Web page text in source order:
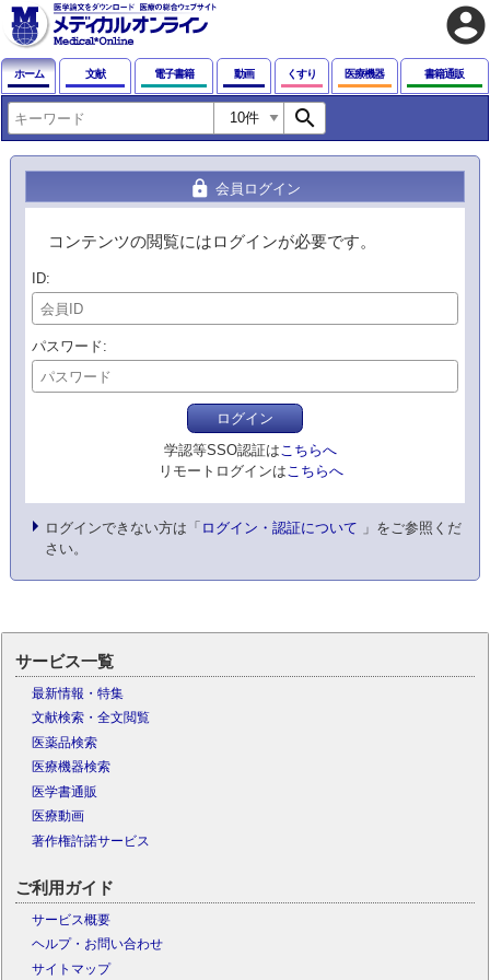
account_circle
ホーム 文献 電子書籍 動画 くすり 医療機器 書籍通販
search
lock 会員ログイン
コンテンツの閲覧にはログインが必要です。
ID
パスワード
ログイン
学認等SSO認証はこちらへ
リモートログインはこちらへ
ログインできない方は「 ログイン・認証について 」をご参照くだ
さい。
サービス一覧
最新情報・特集
文献検索・全文閲覧
医薬品検索
医療機器検索
医学書通販
医療動画
著作権許諾サービス
ご利用ガイド
サービス概要
ヘルプ・お問い合わせ
サイトマップ